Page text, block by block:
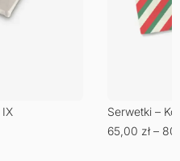
IX
Serwetki –
65,00 zł –